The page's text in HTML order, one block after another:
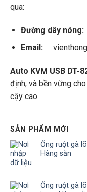
qua:
Đường dây nóng:
Email:
Auto KVM USB DT-
định, và bền vững
cậy cao.
SẢN PHẨM MỚI
Ống ruột gà
Hàng sẵn
Ống ruột gà